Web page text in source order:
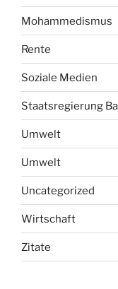
Mohammedismus
Rente
Soziale Medien
Staatsregierung
Umwelt
Umwelt
Uncategorized
Wirtschaft
Zitate